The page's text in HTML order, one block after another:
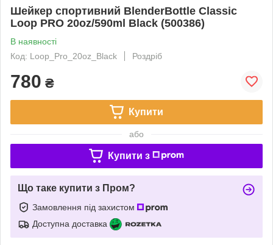
Шейкер спортивний BlenderBottle Classic
Loop PRO 20oz/590ml Black (500386)
В наявності
Код: Loop_Pro_20oz_Black
Роздріб
780 ₴
Купити
або
Купити з
Що таке купити з Пром?
Замовлення під захистом
Доступна доставка